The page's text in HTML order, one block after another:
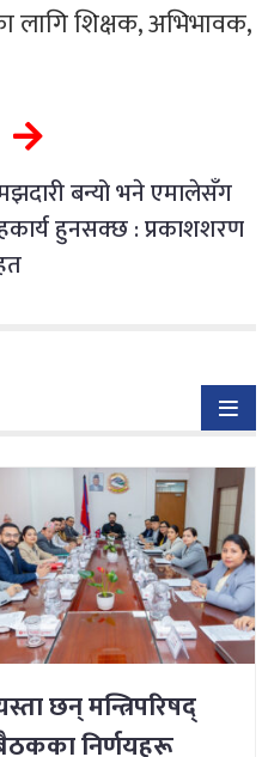
लागि शिक्षक, अभिभावक,
बन्यो भने एमालेसँग
हुनसक्छ : प्रकाशशरण
छन् मन्त्रिपरिषद्
निर्णयहरू